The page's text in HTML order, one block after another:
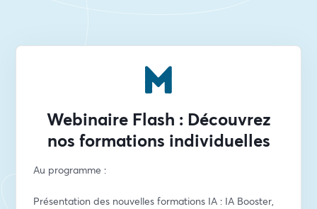
Webinaire Flash : Découvrez
nos formations individuelles
Au programme :
Présentation des nouvelles formations IA : IA Booster,